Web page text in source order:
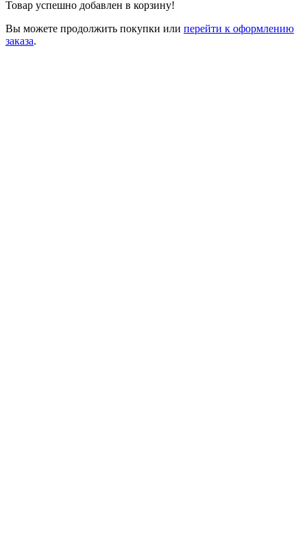
Товар успешно добавлен в корзину!
Вы можете продолжить покупки или перейти к оформлению
заказа.